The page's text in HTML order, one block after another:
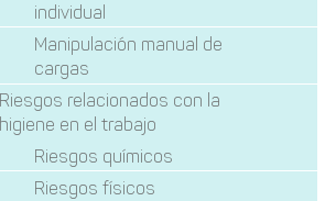
individual
Manipulación manual de
cargas
Riesgos relacionados con la
higiene en el trabajo
Riesgos químicos
Riesgos físicos